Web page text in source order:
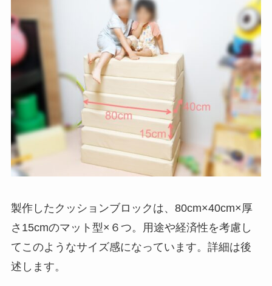
製作したクッションブロックは、80cm×40cm×厚
さ15cmのマット型×６つ。用途や経済性を考慮し
てこのようなサイズ感になっています。詳細は後
述します。